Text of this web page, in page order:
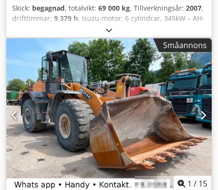
Skick: begagnad, totalvikt: 69 000 kg, Tillverkningsår: 2007,
drifttimmar: 9 379 h, Isuzu-motor: 6 cylindrar, 345kW – AH-
6WG1X – EPA och CE Bom 6,58 m Sticka 3 m Bandskopor
650 mm Alla hydraulslangar (hammare/grip och rotation)
Hydrauliskt snabbfäste: OIL Quick OQ90 eller Lehnhoff
HS80 Schaktkopa – 4,55 m³ SAE Transportvikt 69 ton
Transportbredd 3,93 m Arbetsbredd (4,14 m med steg)
Transporthöjd 4,37 m Codpfx Agjul U H Toxerf Maskinen
har renoverats och reparerats i vår verkstad Rapport på
begäran Stor service utförd: alla oljor och filter bytta,
inklusive 650 liter hydraulolja. CASE Tyskland mars 2026:
Motorn har fått 6 nya spridare (faktura vid begäran)
Småannons
1 / 15